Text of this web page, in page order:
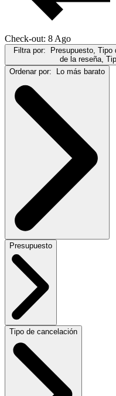
Check-out: 8 Ago
Filtra por:
Presupuesto,
de la reseña,
Ordenar por:
Lo más barato
Presupuesto
Tipo de cancelación